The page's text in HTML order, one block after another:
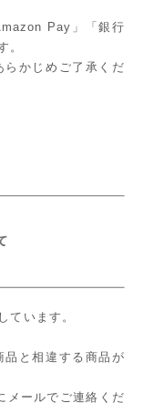
Pay」「銀行
。
かじめご了承くだ
ています。
品と相違する商品が
メールでご連絡くだ